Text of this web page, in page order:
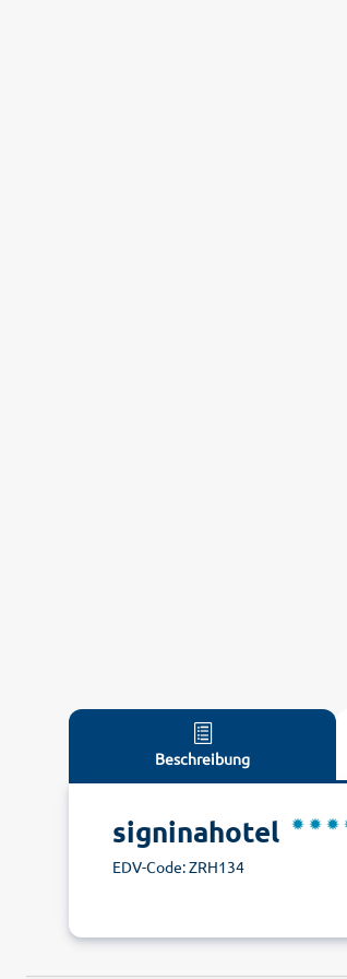
Beschreibung
signinahotel
EDV-Code: ZRH134